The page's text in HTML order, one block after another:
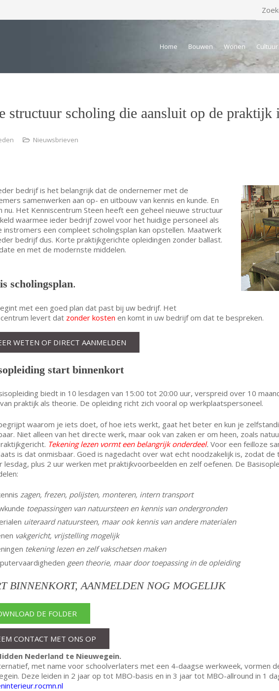
Home Bouwen Wonen Cultuur
structuur scholing die aansluit op de praktijk
Nieuwsbrieven
bedrijf is het belangrijk dat de ondernemer met de
samenwerken aan op- en uitbouw van kennis en kunde. En
nu. Het Kenniscentrum Steen heeft een geheel nieuwe structuur
waarmee ieder bedrijf zowel voor het huidige personeel als
instromers een compleet scholingsplan kan opstellen. Maatwerk
bedrijf dus. Korte praktijkgerichte opleidingen zonder ballast.
en met de modernste middelen.
scholingsplan.
met een goed plan dat past bij uw bedrijf. Het
levert dat zonder kosten en komt in uw bedrijf om dat te bespreken.
WETEN OF DIRECT AANMELDEN
start binnenkort
biedt in 10 lesdagen van 15:00 tot 20:00 uur, verspreid over 10
praktijk als theorie. De opleiding richt zich vooral op werkplaatspersoneel.
waarom je iets doet, of hoe iets werkt, gaat het beter en kun je
Niet alleen van het directe werk, maar ook van zaken er om heen, zoals
Tekening lezen vormt een belangrijk onderdeel. Voor een feilloze
is dat onmisbaar. Goed is nagedacht over wat echt noodzakelijk is, zodat
lesdag, plus 2 uur werken met praktijkvoorbeelden en zelf oefenen. De
zagen, frezen, polijsten, monteren, intern transport
toepassingen van natuursteen en kennis van ondergronden
uiteraard natuursteen, maar ook kennis van andere materialen
vakgericht, vrijstelling mogelijk
tekening lezen en zelf vakschetsen maken
geen theorie, maar door toepassing in de opleiding
BINNENKORT, AANMELDEN NOG MOGELIJK
DE FOLDER
CONTACT MET ONS OP
Nederland te Nieuwegein.
met name voor schoolverlaters met een 4-daagse werkweek, vormen
Deze leiden in 2 jaar op tot MBO-basis en in 3 jaar tot MBO-allround in 1